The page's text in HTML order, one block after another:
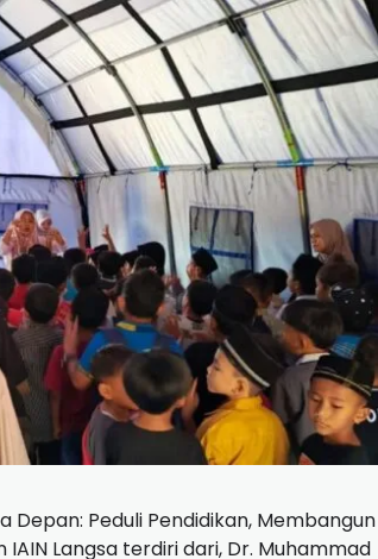
Depan: Peduli Pendidikan, Membangun
IAIN Langsa terdiri dari, Dr. Muhammad